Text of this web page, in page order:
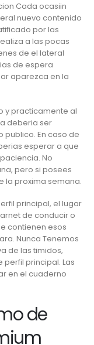
Cada ocasiin
nuevo contenido
por las
a las pocas
de el lateral
de espera
aparezca en la
y practicamente al
deberia ser
En caso de
esperar a que
No
pero si posees
la proxima semana.
principal, el lugar
de conducir o
contienen esos
Nunca Tenemos
de las timidos,
principal. Las
en el cuaderno
de